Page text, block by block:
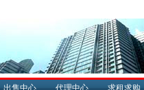
出售中心 代理中心 求租求购